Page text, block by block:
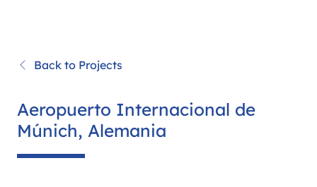
Back to Projects
Aeropuerto Internacional de
Múnich, Alemania